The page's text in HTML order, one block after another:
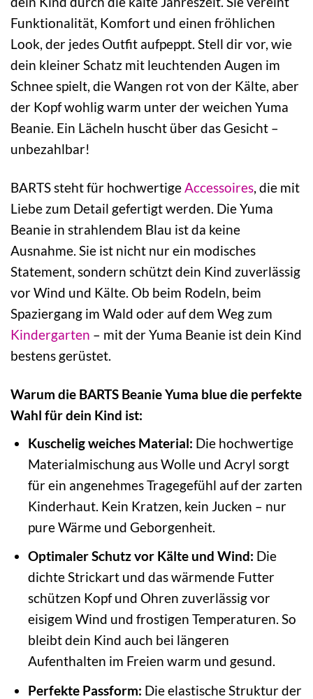
Funktionalität, Komfort und einen fröhlichen
Look, der jedes Outfit aufpeppt. Stell dir vor, wie
dein kleiner Schatz mit leuchtenden Augen im
Schnee spielt, die Wangen rot von der Kälte, aber
der Kopf wohlig warm unter der weichen Yuma
Beanie. Ein Lächeln huscht über das Gesicht –
unbezahlbar!
BARTS steht für hochwertigeAccessoires, die mit
Liebe zum Detail gefertigt werden. Die Yuma
Beanie in strahlendem Blau ist da keine
Ausnahme. Sie ist nicht nur ein modisches
Statement, sondern schützt dein Kind zuverlässig
vor Wind und Kälte. Ob beim Rodeln, beim
Spaziergang im Wald oder auf dem Weg zum
Kindergarten – mit der Yuma Beanie ist dein Kind
bestens gerüstet.
Warum die BARTS Beanie Yuma blue die perfekte
Wahl für dein Kind ist:
Kuschelig weiches Material: Die hochwertige
Materialmischung aus Wolle und Acryl sorgt
für ein angenehmes Tragegefühl auf der zarten
Kinderhaut. Kein Kratzen, kein Jucken – nur
pure Wärme und Geborgenheit.
Optimaler Schutz vor Kälte und Wind: Die
dichte Strickart und das wärmende Futter
schützen Kopf und Ohren zuverlässig vor
eisigem Wind und frostigen Temperaturen. So
bleibt dein Kind auch bei längeren
Aufenthalten im Freien warm und gesund.
Perfekte Passform: Die elastische Struktur der